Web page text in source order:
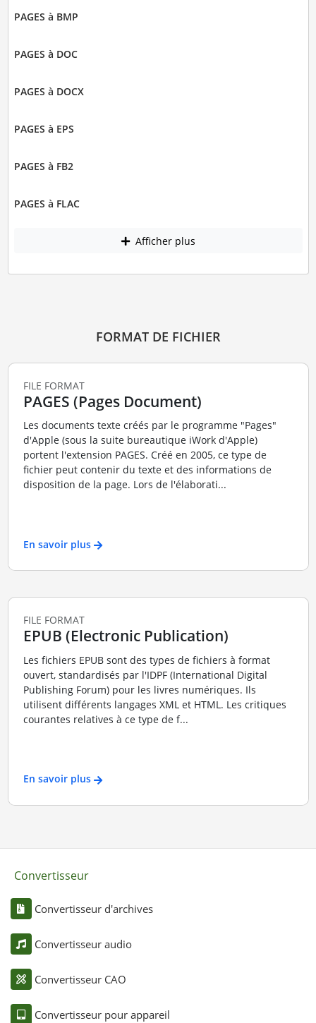
PAGES à BMP
PAGES à DOC
PAGES à DOCX
PAGES à EPS
PAGES à FB2
PAGES à FLAC
Afficher plus
FORMAT DE FICHIER
FILE FORMAT
PAGES (Pages Document)
Les documents texte créés par le programme "Pages"
d'Apple (sous la suite bureautique iWork d'Apple)
portent l'extension PAGES. Créé en 2005, ce type de
fichier peut contenir du texte et des informations de
disposition de la page. Lors de l'élaborati...
En savoir plus
FILE FORMAT
EPUB (Electronic Publication)
Les fichiers EPUB sont des types de fichiers à format
ouvert, standardisés par l'IDPF (International Digital
Publishing Forum) pour les livres numériques. Ils
utilisent différents langages XML et HTML. Les critiques
courantes relatives à ce type de f...
En savoir plus
Convertisseur
Convertisseur d'archives
Convertisseur audio
Convertisseur CAO
Convertisseur pour appareil